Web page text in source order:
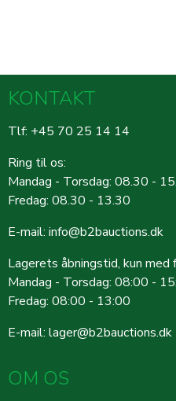
KONTAKT
Tlf: +45 70 25 14 14
Ring til os:
Mandag - Torsdag: 08.30 -
Fredag: 08.30 - 13.30
E-mail: info@b2bauctions.dk
Lagerets åbningstid, kun med
Mandag - Torsdag: 08:00 -
Fredag: 08:00 - 13:00
E-mail: lager@b2bauctions.dk
OM OS